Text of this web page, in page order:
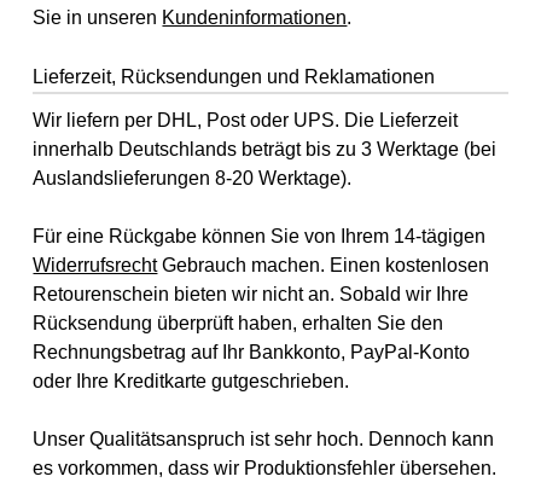
Sie in unseren Kundeninformationen.
Lieferzeit, Rücksendungen und Reklamationen
Wir liefern per DHL, Post oder UPS. Die Lieferzeit
innerhalb Deutschlands beträgt bis zu 3 Werktage (bei
Auslandslieferungen 8-20 Werktage).
Für eine Rückgabe können Sie von Ihrem 14-tägigen
WiderrufsrechtGebrauch machen. Einen kostenlosen
Retourenschein bieten wir nicht an. Sobald wir Ihre
Rücksendung überprüft haben, erhalten Sie den
Rechnungsbetrag auf Ihr Bankkonto, PayPal-Konto
oder Ihre Kreditkarte gutgeschrieben.
Unser Qualitätsanspruch ist sehr hoch. Dennoch kann
es vorkommen, dass wir Produktionsfehler übersehen.